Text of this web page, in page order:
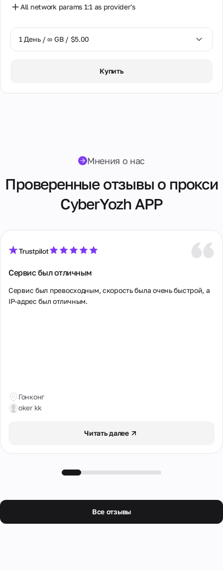
All network params 1:1 as provider's
1 День / ∞ GB / $5.00
Купить
Мнения о нас
Проверенные отзывы о прокси
CyberYozh APP
Сервис был отличным
Сервис был превосходным, скорость была очень быстрой, а
IP-адрес был отличным.
Гонконг
oker kk
Читать далее
Все отзывы